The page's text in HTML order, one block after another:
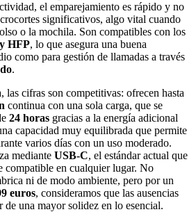
el emparejamiento es rápido y no
significativos, algo vital cuando
o la mochila. Son compatibles con los
HFP, lo que asegura una buena
como para gestión de llamadas a través
.
las cifras son competitivas: ofrecen hasta
continua con una sola carga, que se
24 horas gracias a la energía adicional
capacidad muy equilibrada que permite
varios días con un uso moderado.
mediante USB-C, el estándar actual que
compatible en cualquier lugar. No
ni de modo ambiente, pero por un
euros, consideramos que las ausencias
de una mayor solidez en lo esencial.